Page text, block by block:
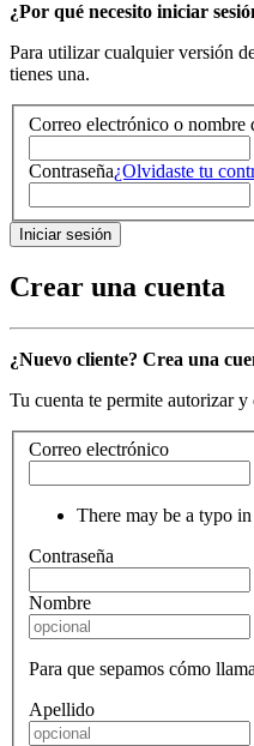
¿Por qué necesito iniciar
Para utilizar cualquier versión
tienes una.
Correo electrónico o nombre
Contraseña¿Olvidaste tu
Crear una cuenta
¿Nuevo cliente? Crea una
Tu cuenta te permite autorizar
Correo electrónico
There may be a typo
Contraseña
Nombre
Para que sepamos cómo
Apellido